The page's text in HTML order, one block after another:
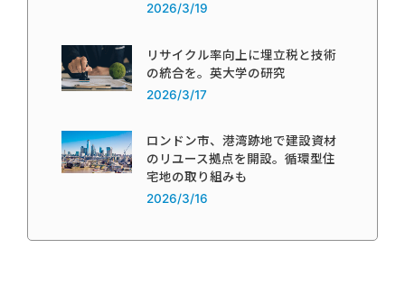
2026/3/19
リサイクル率向上に埋立税と技術
の統合を。英大学の研究
2026/3/17
ロンドン市、港湾跡地で建設資材
のリユース拠点を開設。循環型住
宅地の取り組みも
2026/3/16